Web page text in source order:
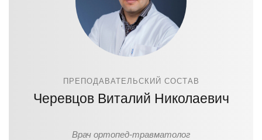
ПРЕПОДАВАТЕЛЬСКИЙ СОСТАВ
Черевцов Виталий Николаевич
Врач ортопед-травматолог